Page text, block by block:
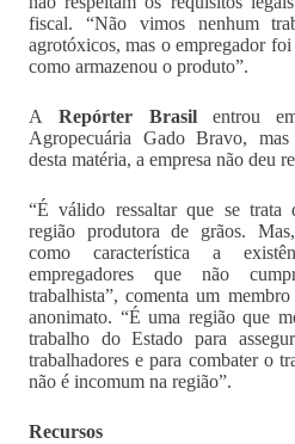
fiscal. “Não vimos nenhum
agrotóxicos, mas o empregador
como armazenou o produto”.
ARepórter Brasilentrou
Agropecuária Gado Bravo,
desta matéria, a empresa não deu
“É válido ressaltar que se trata
região produtora de grãos.
como característica a
empregadores que não
trabalhista”, comenta um
anonimato. “É uma região que
trabalho do Estado para
trabalhadores e para combater o
não é incomum na região”.
Recursos